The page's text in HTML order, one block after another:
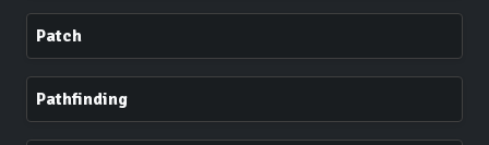
Patch
Pathfinding